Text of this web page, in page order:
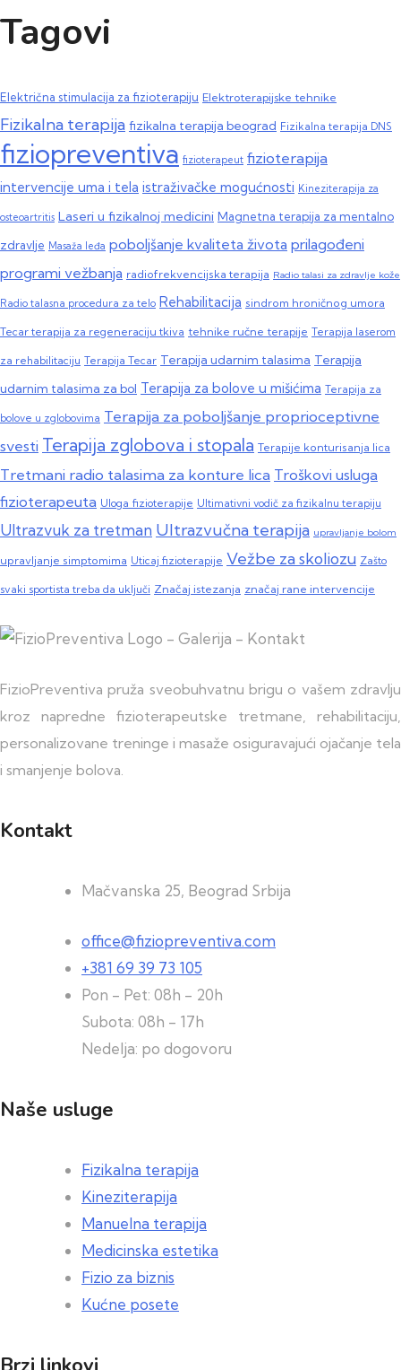
Tagovi
Električna stimulacija za fizioterapiju Elektroterapijske tehnike
Fizikalna terapija fizikalna terapija beograd Fizikalna terapija DNS
fiziopreventiva fizioterapeut fizioterapija
intervencije uma i tela istraživačke mogućnosti Kineziterapija za
osteoartritis Laseri u fizikalnoj medicini Magnetna terapija za mentalno
zdravlje Masaža leđa poboljšanje kvaliteta života prilagođeni
programi vežbanja radiofrekvencijska terapija Radio talasi za zdravlje kože
Radio talasna procedura za telo Rehabilitacija sindrom hroničnog umora
Tecar terapija za regeneraciju tkiva tehnike ručne terapije Terapija laserom
za rehabilitaciju Terapija Tecar Terapija udarnim talasima Terapija
udarnim talasima za bol Terapija za bolove u mišićima Terapija za
bolove u zglobovima Terapija za poboljšanje proprioceptivne
svesti Terapija zglobova i stopala Terapije konturisanja lica
Tretmani radio talasima za konture lica Troškovi usluga
fizioterapeuta Uloga fizioterapije Ultimativni vodič za fizikalnu terapiju
Ultrazvuk za tretman Ultrazvučna terapija upravljanje bolom
upravljanje simptomima Uticaj fizioterapije Vežbe za skoliozu Zašto
svaki sportista treba da uključi Značaj istezanja značaj rane intervencije
FizioPreventiva pruža sveobuhvatnu brigu o vašem zdravlju
kroz napredne fizioterapeutske tretmane, rehabilitaciju,
personalizovane treninge i masaže osiguravajući ojačanje tela
i smanjenje bolova.
Kontakt
Mačvanska 25, Beograd Srbija
office@fiziopreventiva.com
+381 69 39 73 105
Pon - Pet: 08h - 20h
Subota: 08h - 17h
Nedelja: po dogovoru
Naše usluge
Fizikalna terapija
Kineziterapija
Manuelna terapija
Medicinska estetika
Fizio za biznis
Kućne posete